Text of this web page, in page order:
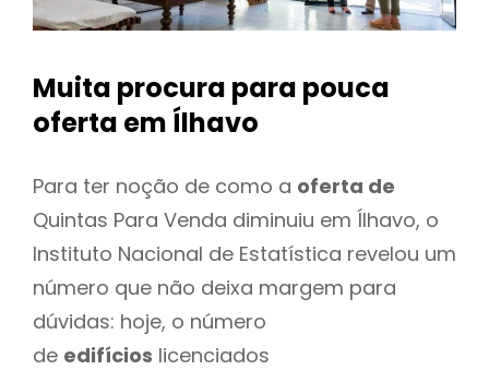
Muita procura para pouca
oferta em Ílhavo
Para ter noção de como a oferta de
Quintas Para Venda diminuiu em Ílhavo, o
Instituto Nacional de Estatística revelou um
número que não deixa margem para
dúvidas: hoje, o número
de edifícios licenciados